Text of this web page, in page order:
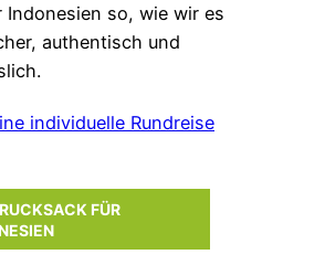
Indonesien so, wie wir es
authentisch und
individuelle Rundreise
FÜR